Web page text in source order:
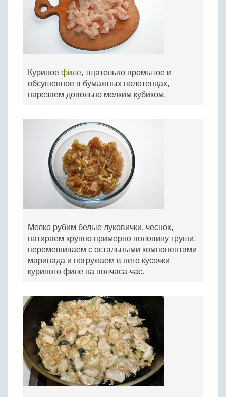
Куриное филе, тщательно промытое и
обсушенное в бумажных полотенцах,
нарезаем довольно мелким кубиком.
Мелко рубим белые луковички, чеснок,
натираем крупно примерно половину груши,
перемешиваем с остальными компонентами
маринада и погружаем в него кусочки
куриного филе на полчаса-час.